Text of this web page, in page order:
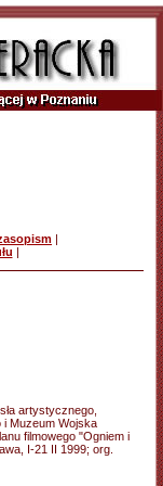
|
|
artystycznego,
i Muzeum Wojska
filmowego "Ogniem i
I-21 II 1999; org.